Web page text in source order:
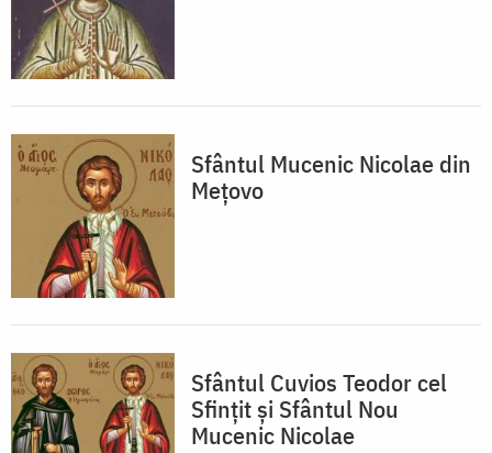
Sfântul Mucenic Nicolae din
Meţovo
Sfântul Cuvios Teodor cel
Sfințit și Sfântul Nou
Mucenic Nicolae